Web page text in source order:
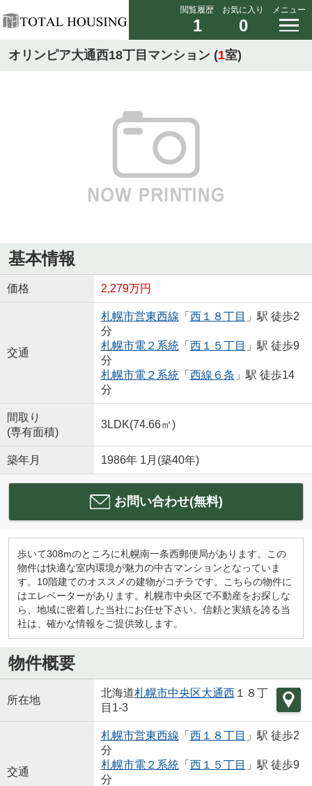
閲覧履歴
1
お気に入り
0
メニュー
オリンピア大通西18丁目マンション (1室)
基本情報
価格 2,279万円
交通
札幌市営東西線 「 西１８丁目 」駅 徒歩2
分
札幌市電２系統「 西１５丁目 」駅 徒歩9
分
札幌市電２系統「 西線６条 」駅 徒歩14
分
間取り
(専有面積)
3LDK(74.66㎡)
築年月 1986年 1月(築40年)
お問い合わせ(無料)
歩いて308mのところに札幌南一条西郵便局があります。この
物件は快適な室内環境が魅力の中古マンションとなっていま
す。10階建てのオススメの建物がコチラです。こちらの物件に
はエレベーターがあります。札幌市中央区で不動産をお探しな
ら、地域に密着した当社にお任せ下さい。信頼と実績を誇る当
社は、確かな情報をご提供致します。
物件概要
所在地
北海道札幌市中央区大通西１８丁
目1-3
交通
札幌市営東西線 「 西１８丁目 」駅 徒歩2
分
札幌市電２系統「 西１５丁目 」駅 徒歩9
分